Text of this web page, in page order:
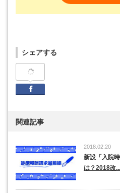
シェアする
関連記事
2018.02.20
新設「入院
は？2018改...